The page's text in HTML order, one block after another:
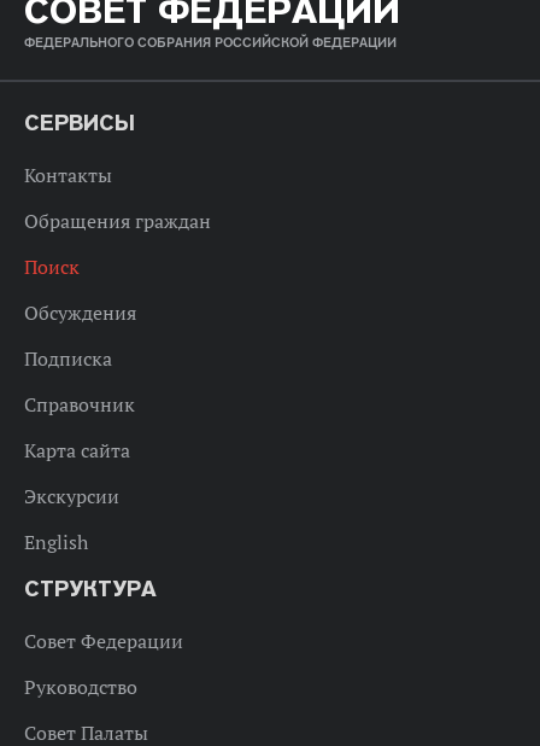
СОВЕТ ФЕДЕРАЦИИ
ФЕДЕРАЛЬНОГО СОБРАНИЯ РОССИЙСКОЙ ФЕДЕРАЦИИ
СЕРВИСЫ
Контакты
Обращения граждан
Поиск
Обсуждения
Подписка
Справочник
Карта сайта
Экскурсии
English
СТРУКТУРА
Совет Федерации
Руководство
Совет Палаты